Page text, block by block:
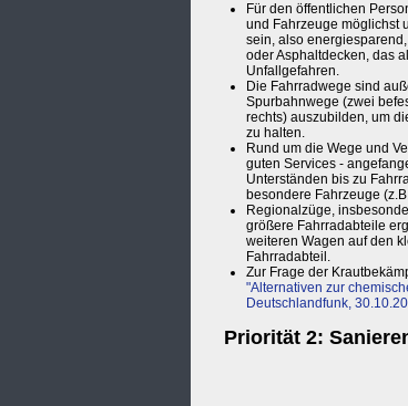
Für den öffentlichen
und Fahrzeuge möglichst
sein, also
oder Asphaltdecken, das
Unfallgefahren.
Die Fahrradwege sind
Spurbahnwege (zwei
rechts) auszubilden, um
zu halten.
Rund um die Wege und
guten Services -
Unterständen bis zu
besondere Fahrzeuge
Regionalzüge,
größere Fahrradabteile
weiteren Wagen auf den
Fahrradabteil.
Zur Frage der
"Alternativen zur
Deutschlandfunk,
Priorität 2: